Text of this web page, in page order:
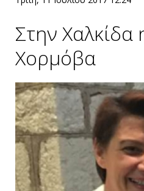
Στην Χαλκίδα
Χορμόβα